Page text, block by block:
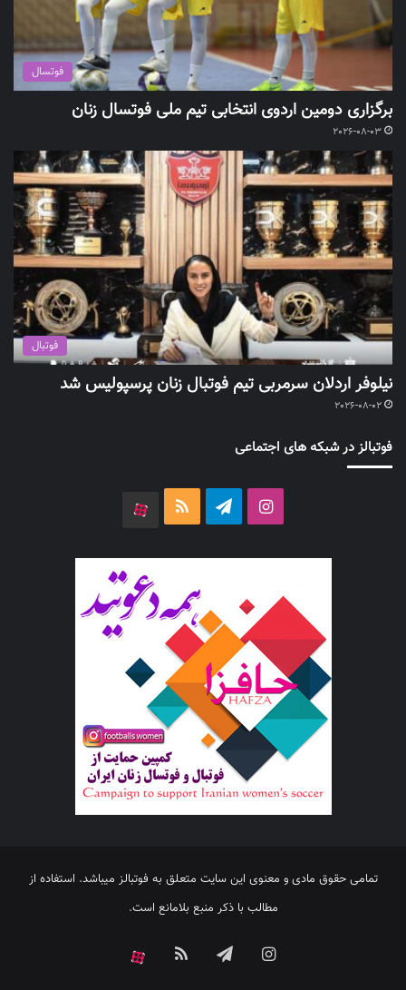
فوتسال
برگزاری دومین اردوی انتخابی تیم ملی فوتسال زنان
2026-08-03
فوتبال
نیلوفر اردلان سرمربی تیم فوتبال زنان پرسپولیس شد
2026-08-02
فوتبالز در شبکه های اجتماعی
اینستاگرامتلگرام خوراک
تمامی حقوق مادی و معنوی این سایت متعلق به فوتبالز میباشد. استفاده از
مطالب با ذکر منبع بلامانع است.
اینستاگرامتلگرام خوراک